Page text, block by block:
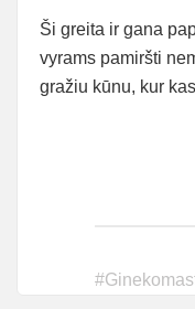
Ši greita ir gana
vyrams pamiršti
gražiu kūnu, kur
#